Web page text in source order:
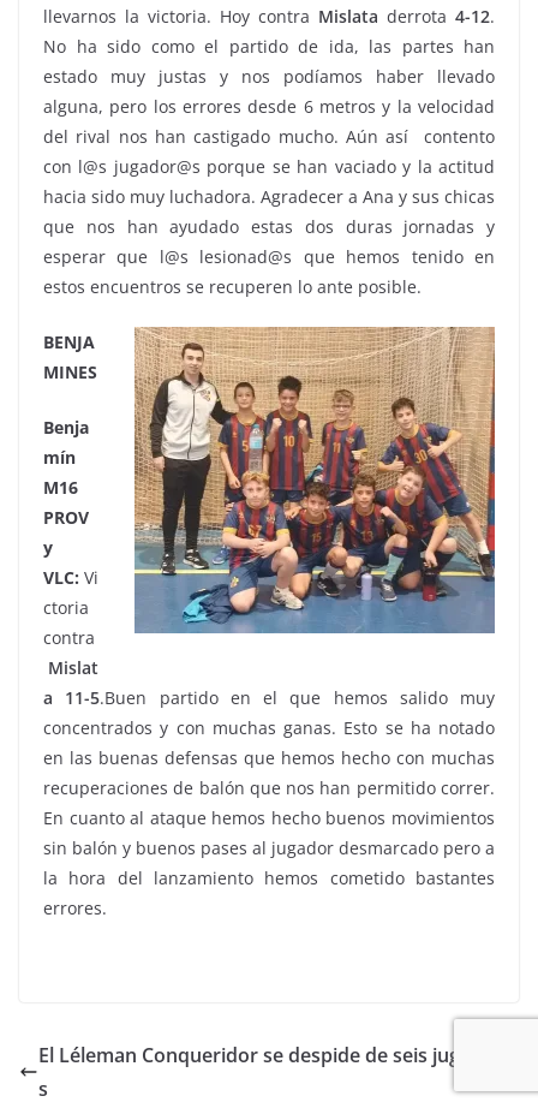
llevarnos la victoria. Hoy contra Mislata derrota 4-12.
No ha sido como el partido de ida, las partes han
estado muy justas y nos podíamos haber llevado
alguna, pero los errores desde 6 metros y la velocidad
del rival nos han castigado mucho. Aún así contento
con l@s jugador@s porque se han vaciado y la actitud
hacia sido muy luchadora. Agradecer a Ana y sus chicas
que nos han ayudado estas dos duras jornadas y
esperar que l@s lesionad@s que hemos tenido en
estos encuentros se recuperen lo ante posible.
BENJA
MINES
Benja
mín
M16
PROV
y
VLC: Vi
ctoria
contra
Mislat
a 11-5.Buen partido en el que hemos salido muy
concentrados y con muchas ganas. Esto se ha notado
en las buenas defensas que hemos hecho con muchas
recuperaciones de balón que nos han permitido correr.
En cuanto al ataque hemos hecho buenos movimientos
sin balón y buenos pases al jugador desmarcado pero a
la hora del lanzamiento hemos cometido bastantes
errores.
El Léleman Conqueridor se despide de seis jugadore
s